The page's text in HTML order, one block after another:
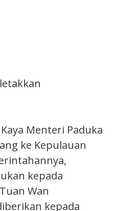
Menteri Paduka
ke Kepulauan
kepada
Wan
kepada